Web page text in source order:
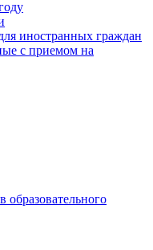
иностранных граждан
с приемом на
образовательного